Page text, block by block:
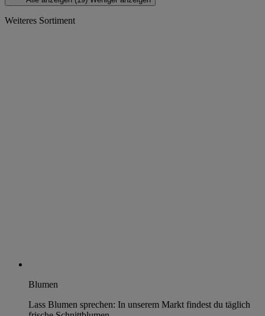
Weiteres Sortiment
Blumen
Lass Blumen sprechen: In unserem Markt findest du täglich